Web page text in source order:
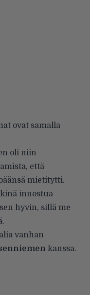
ovat samalla
oli niin
että
mietitytti.
innostua
hyvin, sillä me
vanhan
kanssa.